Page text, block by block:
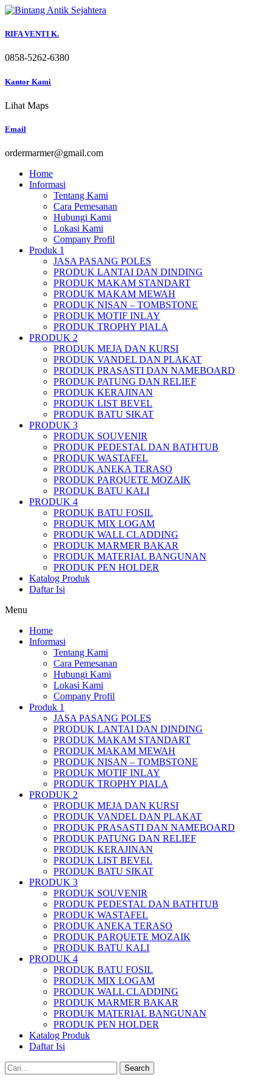
Skip
content
RIFA VENTI K.
0858-5262-6380
Kantor Kami
Lihat Maps
Email
ordermarmer@gmail.com
Home
Informasi
Tentang Kami
Cara Pemesanan
Hubungi Kami
Lokasi Kami
Company Profil
Produk 1
JASA PASANG POLES
PRODUK LANTAI DAN DINDING
PRODUK MAKAM STANDART
PRODUK MAKAM MEWAH
PRODUK NISAN – TOMBSTONE
PRODUK MOTIF INLAY
PRODUK TROPHY PIALA
PRODUK 2
PRODUK MEJA DAN KURSI
PRODUK VANDEL DAN PLAKAT
PRODUK PRASASTI DAN NAMEBOARD
PRODUK PATUNG DAN RELIEF
PRODUK KERAJINAN
PRODUK LIST BEVEL
PRODUK BATU SIKAT
PRODUK 3
PRODUK SOUVENIR
PRODUK PEDESTAL DAN BATHTUB
PRODUK WASTAFEL
PRODUK ANEKA TERASO
PRODUK PARQUETE MOZAIK
PRODUK BATU KALI
PRODUK 4
PRODUK BATU FOSIL
PRODUK MIX LOGAM
PRODUK WALL CLADDING
PRODUK MARMER BAKAR
PRODUK MATERIAL BANGUNAN
PRODUK PEN HOLDER
Katalog Produk
Daftar Isi
Menu
Home
Informasi
Tentang Kami
Cara Pemesanan
Hubungi Kami
Lokasi Kami
Company Profil
Produk 1
JASA PASANG POLES
PRODUK LANTAI DAN DINDING
PRODUK MAKAM STANDART
PRODUK MAKAM MEWAH
PRODUK NISAN – TOMBSTONE
PRODUK MOTIF INLAY
PRODUK TROPHY PIALA
PRODUK 2
PRODUK MEJA DAN KURSI
PRODUK VANDEL DAN PLAKAT
PRODUK PRASASTI DAN NAMEBOARD
PRODUK PATUNG DAN RELIEF
PRODUK KERAJINAN
PRODUK LIST BEVEL
PRODUK BATU SIKAT
PRODUK 3
PRODUK SOUVENIR
PRODUK PEDESTAL DAN BATHTUB
PRODUK WASTAFEL
PRODUK ANEKA TERASO
PRODUK PARQUETE MOZAIK
PRODUK BATU KALI
PRODUK 4
PRODUK BATU FOSIL
PRODUK MIX LOGAM
PRODUK WALL CLADDING
PRODUK MARMER BAKAR
PRODUK MATERIAL BANGUNAN
PRODUK PEN HOLDER
Katalog Produk
Daftar Isi
Search